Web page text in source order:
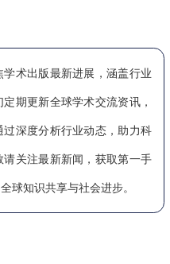
术出版最新进展，涵盖行业
期更新全球学术交流资讯，
深度分析行业动态，助力科
关注最新新闻，获取第一手
球知识共享与社会进步。